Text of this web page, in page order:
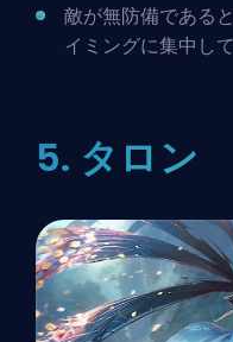
敵が無防備である
イミングに集中し
5. タロン